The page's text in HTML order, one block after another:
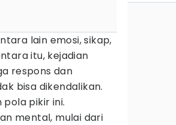
lain emosi, sikap,
itu, kejadian
respons dan
bisa dikendalikan.
pikir ini.
mental, mulai dari